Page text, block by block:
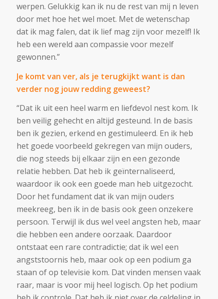
werpen. Gelukkig kan ik nu de rest van mij n leven
door met hoe het wel moet. Met de wetenschap
dat ik mag falen, dat ik lief mag zijn voor mezelf! Ik
heb een wereld aan compassie voor mezelf
gewonnen.”
Je komt van ver, als je terugkijkt want is dan
verder nog jouw redding geweest?
“Dat ik uit een heel warm en liefdevol nest kom. Ik
ben veilig gehecht en altijd gesteund. In de basis
ben ik gezien, erkend en gestimuleerd. En ik heb
het goede voorbeeld gekregen van mijn ouders,
die nog steeds bij elkaar zijn en een gezonde
relatie hebben. Dat heb ik geïnternaliseerd,
waardoor ik ook een goede man heb uitgezocht.
Door het fundament dat ik van mijn ouders
meekreeg, ben ik in de basis ook geen onzekere
persoon. Terwijl ik dus wel veel angsten heb, maar
die hebben een andere oorzaak. Daardoor
ontstaat een rare contradictie; dat ik wel een
angststoornis heb, maar ook op een podium ga
staan of op televisie kom. Dat vinden mensen vaak
raar, maar is voor mij heel logisch. Op het podium